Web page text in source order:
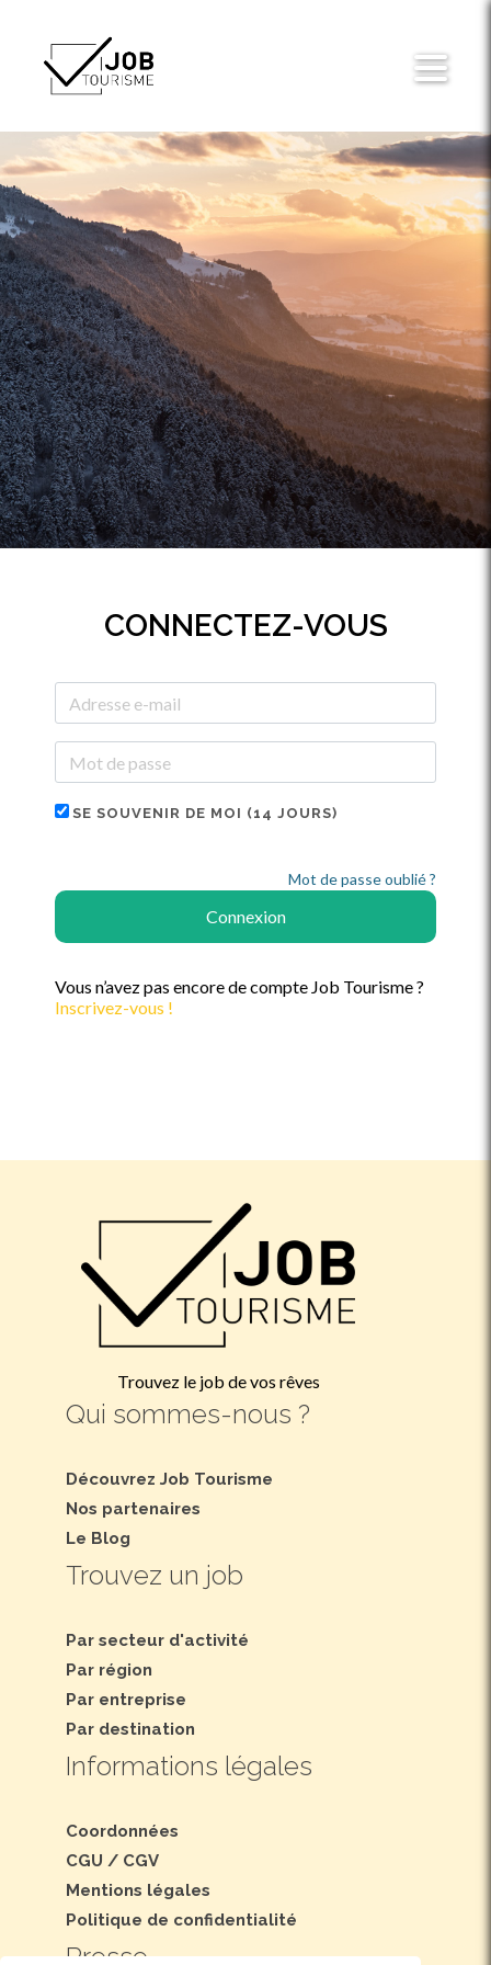
CONNECTEZ-VOUS
SE SOUVENIR DE MOI (14 JOURS)
Mot de passe oublié ?
Vous n’avez pas encore de compte Job Tourisme ?
Inscrivez-vous !
Trouvez le job de vos rêves
Qui sommes-nous ?
Découvrez Job Tourisme
Nos partenaires
Le Blog
Trouvez un job
Par secteur d'activité
Par région
Par entreprise
Par destination
Informations légales
Coordonnées
CGU / CGV
Mentions légales
Politique de confidentialité
Presse